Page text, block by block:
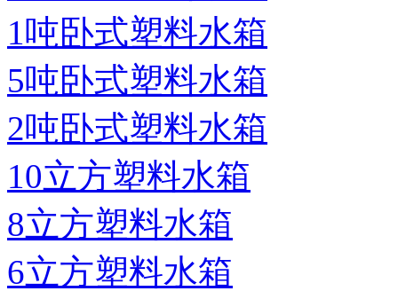
1吨卧式塑料水箱
5吨卧式塑料水箱
2吨卧式塑料水箱
10立方塑料水箱
8立方塑料水箱
6立方塑料水箱